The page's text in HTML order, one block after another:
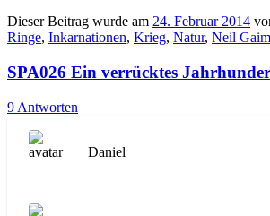
Dieser Beitrag wurde am 24. Februar 2014
Ringe, Inkarnationen, Krieg, Natur, Neil
SPA026 Ein verrücktes
9 Antworten
Daniel